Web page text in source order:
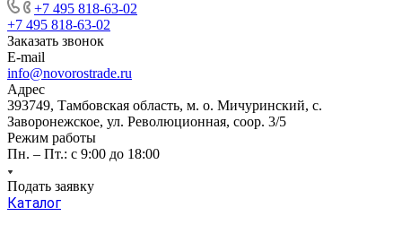
+7 495 818-63-02
+7 495 818-63-02
Заказать звонок
E-mail
info@novorostrade.ru
Адрес
393749, Тамбовская область, м. о. Мичуринский, с.
Заворонежское, ул. Революционная, соор. 3/5
Режим работы
Пн. – Пт.: с 9:00 до 18:00
Подать заявку
Каталог